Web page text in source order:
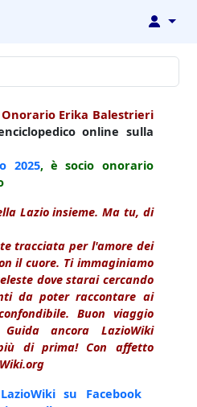
↓
Erika Balestrieri
online sulla
2025, è socio onorario
Lazio insieme. Ma tu, di
tracciata per l'amore dei
il cuore. Ti immaginiamo
dove starai cercando
da poter raccontare ai
Buon viaggio
ancora LazioWiki
di prima! Con affetto
LazioWiki su Facebook